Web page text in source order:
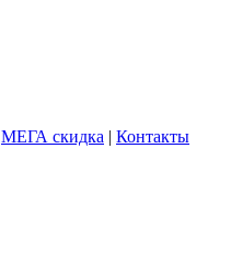
МЕГА скидка | Контакты